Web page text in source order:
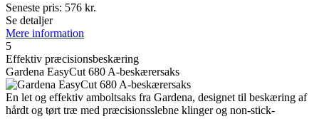
Seneste pris: 576 kr.
Se detaljer
Mere information
5
Effektiv præcisionsbeskæring
Gardena EasyCut 680 A-beskærersaks
En let og effektiv amboltsaks fra Gardena, designet til beskæring af
hårdt og tørt træ med præcisionsslebne klinger og non-stick-